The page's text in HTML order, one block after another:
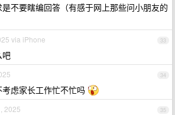
不要瞎编回答（有感于网上那些问小朋友的
33
via iPhone
吧
34
虑家长工作忙不忙吗
35
2025